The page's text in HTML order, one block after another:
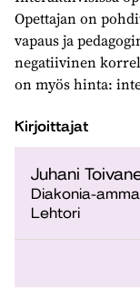
Opettajan on
vapaus ja
negatiivinen
on myös hinta:
Kirjoittajat
Juhani
Diakonia-
Lehtori